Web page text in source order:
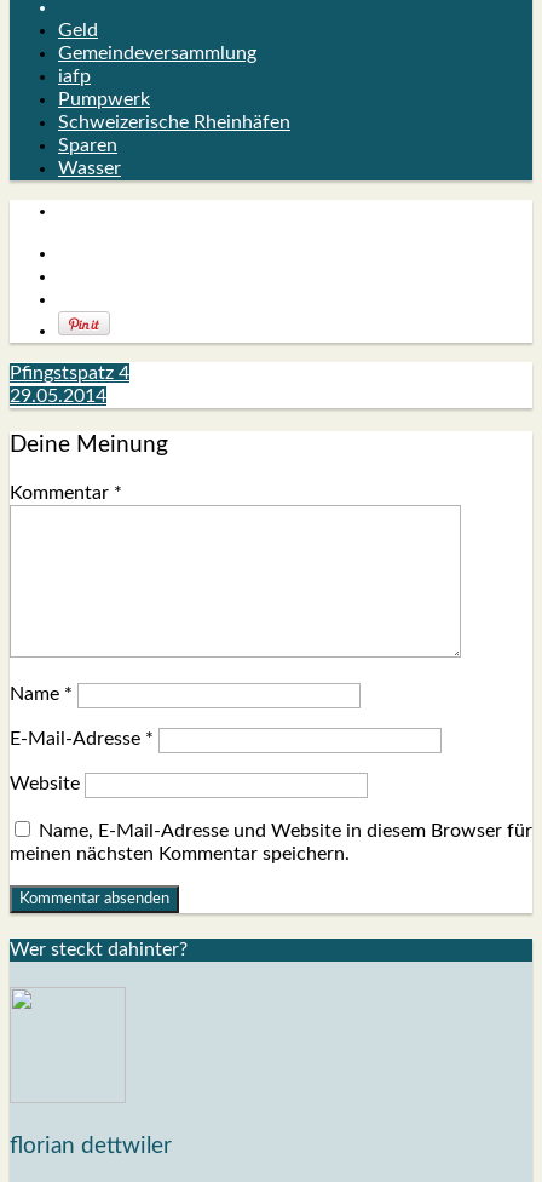
Geld
Gemeindeversammlung
iafp
Pumpwerk
Schweizerische Rheinhäfen
Sparen
Wasser
Pfingstspatz 4
29.05.2014
Deine Meinung
Kommentar *
Name *
E-Mail-Adresse *
Website
Name, E-Mail-Adresse und Website in diesem Browser für
meinen nächsten Kommentar speichern.
Wer steckt dahin­ter?
florian dettwiler